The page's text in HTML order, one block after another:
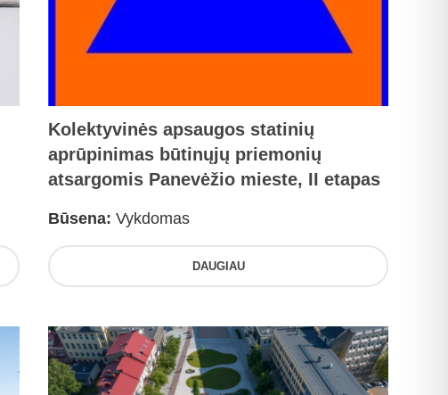
Kolektyvinės apsaugos statinių
aprūpinimas būtinųjų priemonių
atsargomis Panevėžio mieste, II etapas
Būsena: Vykdomas
DAUGIAU